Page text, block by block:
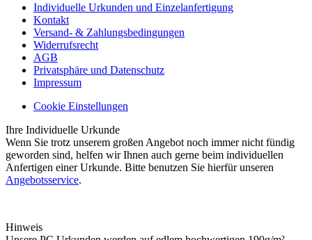
Individuelle Urkunden und Einzelanfertigung
Kontakt
Versand- & Zahlungsbedingungen
Widerrufsrecht
AGB
Privatsphäre und Datenschutz
Impressum
Cookie Einstellungen
Ihre Individuelle Urkunde
Wenn Sie trotz unserem großen Angebot noch immer nicht fündig
geworden sind, helfen wir Ihnen auch gerne beim individuellen
Anfertigen einer Urkunde. Bitte benutzen Sie hierfür unseren
Angebotsservice.
Hinweis